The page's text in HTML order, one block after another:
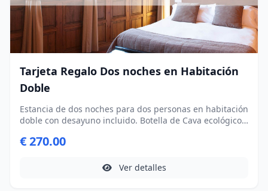
Tarjeta Regalo Dos noches en Habitación
Doble
Estancia de dos noches para dos personas en habitación
doble con desayuno incluido. Botella de Cava ecológico
€ 270.00
Ver detalles